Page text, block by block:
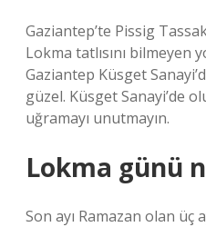
Gaziantep’te Pissig
Lokma tatlısını bilmeyen
Gaziantep Küsget
güzel. Küsget Sanayi’de
uğramayı unutmayın.
Lokma günü
Son ayı Ramazan olan üç